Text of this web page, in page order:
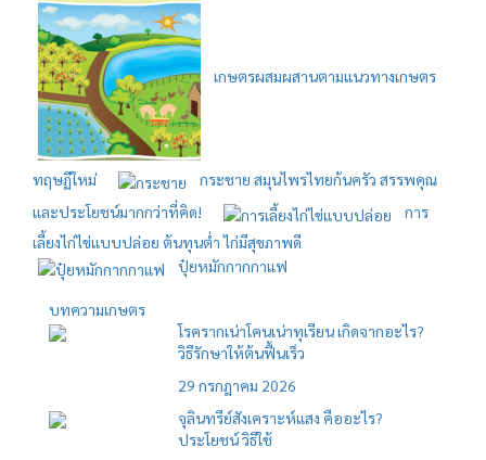
เกษตรผสมผสานตามแนวทางเกษตร
ทฤษฏีใหม่
กระชาย สมุนไพรไทยก้นครัว สรรพคุณ
และประโยชน์มากกว่าที่คิด!
การ
เลี้ยงไก่ไข่แบบปล่อย ต้นทุนต่ำ ไก่มีสุขภาพดี
ปุ๋ยหมักกากกาแฟ
บทความเกษตร
โรครากเน่าโคนเน่าทุเรียน เกิดจากอะไร?
วิธีรักษาให้ต้นฟื้นเร็ว
29 กรกฎาคม 2026
จุลินทรีย์สังเคราะห์แสง คืออะไร?
ประโยชน์ วิธีใช้